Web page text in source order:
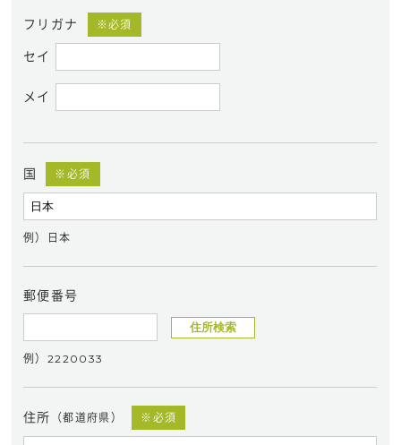
フリガナ ※必須
セイ
メイ
国 ※必須
例）日本
郵便番号
住所検索
例）2220033
住所 （都道府県） ※必須